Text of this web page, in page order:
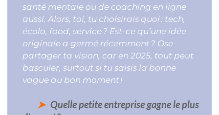
santé mentale ou de coaching en ligne
aussi. Alors, toi, tu choisirais quoi : tech,
écolo, food, service ? Est-ce qu’une idée
originale a germé récemment ? Ose
partager ta vision, car en 2025, tout peut
basculer, surtout si tu saisis la bonne
vague au bon moment !
Quelle petite entreprise gagne le plus